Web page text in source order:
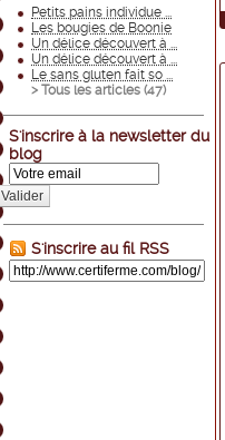
Petits pains individue ...
Les bougies de Boonie
Un délice découvert à ...
Un délice découvert à ...
Le sans gluten fait so ...
> Tous les articles (47)
S'inscrire à la newsletter du
blog
Valider
S'inscrire au fil RSS